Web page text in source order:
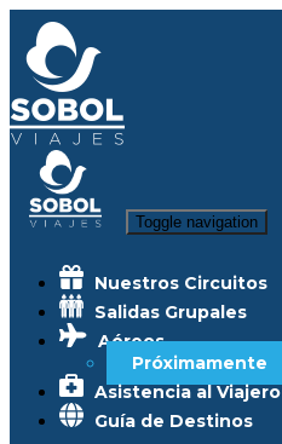
Toggle navigation
Nuestros Circuitos
Salidas Grupales
Aéreos
Próximamente
Asistencia al Viajero
Guía de Destinos